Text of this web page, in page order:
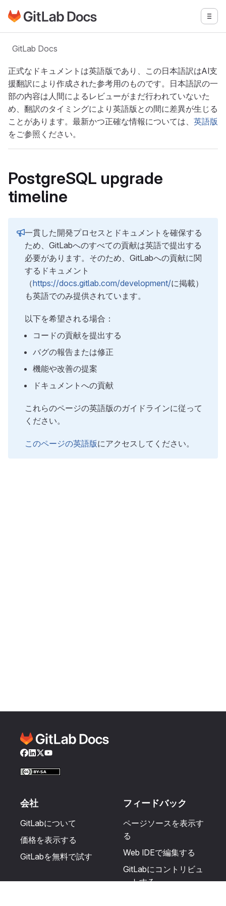
メインコンテンツにスキップ
GitLabドキュメントのホームページに移動 メニ
GitLab Docs
正式なドキュメントは英語版であり、この日本語訳はAI支
援翻訳により作成された参考用のものです。日本語訳の一
部の内容は人間によるレビューがまだ行われていないた
め、翻訳のタイミングにより英語版との間に差異が生じる
ことがあります。最新かつ正確な情報については、 英語版
をご参照ください。
PostgreSQL upgrade
timeline
一貫した開発プロセスとドキュメントを確保する
ため、GitLabへのすべての貢献は英語で提出する
必要があります。そのため、GitLabへの貢献に関
するドキュメント
（https://docs.gitlab.com/development/に掲載）
も英語でのみ提供されています。
以下を希望される場合：
コードの貢献を提出する
バグの報告または修正
機能や改善の提案
ドキュメントへの貢献
これらのページの英語版のガイドラインに従って
ください。
このページの英語版にアクセスしてください。
Facebook
LinkedIn
Twitter
YouTube
会社
GitLabについて
価格を表示する
GitLabを無料で試す
フィードバック
ページソースを表示す
る
Web IDEで編集する
GitLabにコントリビュ
ートする